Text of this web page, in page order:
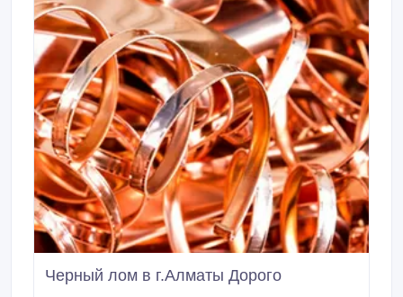
Черный лом в г.Алматы Дорого